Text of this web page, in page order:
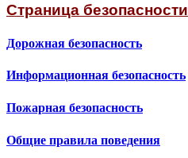
Страница безопасности
Дорожная безопасность
Информационная безопасность
Пожарная безопасность
Общие правила поведения